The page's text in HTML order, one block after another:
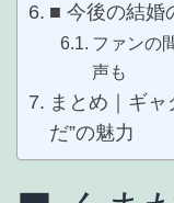
■ 今後の結婚
ファンの
声も
まとめ｜ギャ
だ”の魅力